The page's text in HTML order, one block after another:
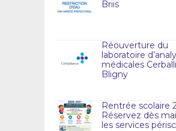
Briis
Réouverture du
laboratoire
médicales
Bligny
Rentrée scolaire
Réservez dès
les services